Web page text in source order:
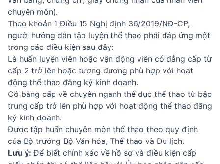
chuyên môn).
Theo khoản 1 Điều 15 Nghị định 36/2019/NĐ-CP,
người hướng dẫn tập luyện thể thao phải đáp ứng một
trong các điều kiện sau đây:
Là huấn luyện viên hoặc vận động viên có đẳng cấp từ
cấp 2 trở lên hoặc tương đương phù hợp với hoạt
động thể thao đăng ký kinh doanh.
Có bằng cấp về chuyên ngành thể dục thể thao từ bậc
trung cấp trở lên phù hợp với hoạt động thể thao đăng
ký kinh doanh.
Được tập huấn chuyên môn thể thao theo quy định
của Bộ trưởng Bộ Văn hóa, Thể thao và Du lịch.
Lưu ý:Để biết chính xác về hồ sơ và điều kiện cấp